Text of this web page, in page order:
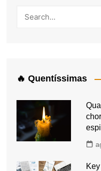
🔥 Quentíssimas